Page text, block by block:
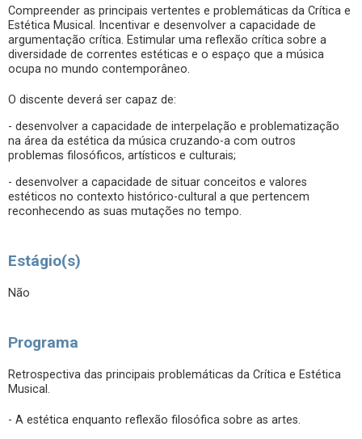
Compreender as principais vertentes e problemáticas da Crítica e
Estética Musical. Incentivar e desenvolver a capacidade de
argumentação crítica. Estimular uma reflexão crítica sobre a
diversidade de correntes estéticas e o espaço que a música
ocupa no mundo contemporâneo.
O discente deverá ser capaz de:
- desenvolver a capacidade de interpelação e problematização
na área da estética da música cruzando-a com outros
problemas filosóficos, artísticos e culturais;
- desenvolver a capacidade de situar conceitos e valores
estéticos no contexto histórico-cultural a que pertencem
reconhecendo as suas mutações no tempo.
Estágio(s)
Não
Programa
Retrospectiva das principais problemáticas da Crítica e Estética
Musical.
- A estética enquanto reflexão filosófica sobre as artes.